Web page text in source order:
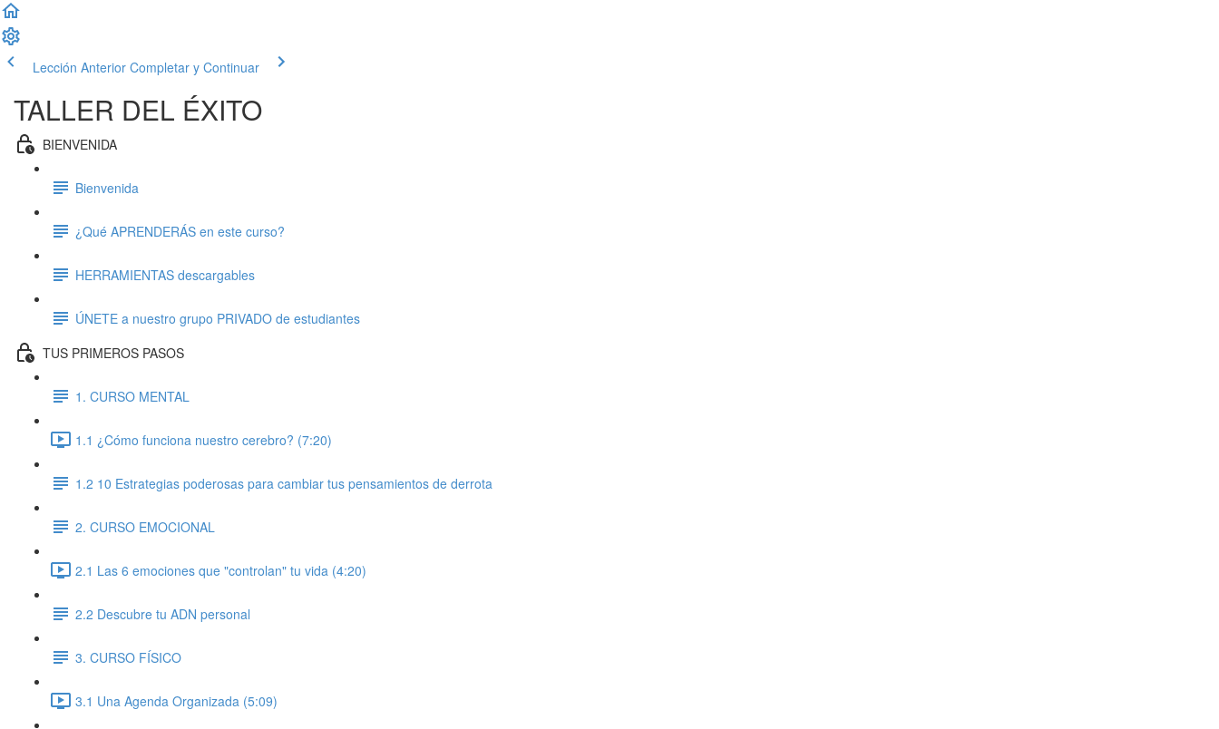
Lección Anterior Completar y Continuar
TALLER DEL ÉXITO
BIENVENIDA
Bienvenida
¿Qué APRENDERÁS en este curso?
HERRAMIENTAS descargables
ÚNETE a nuestro grupo PRIVADO de estudiantes
TUS PRIMEROS PASOS
1. CURSO MENTAL
1.1 ¿Cómo funciona nuestro cerebro? (7:20)
1.2 10 Estrategias poderosas para cambiar tus pensamientos de derrota
2. CURSO EMOCIONAL
2.1 Las 6 emociones que "controlan" tu vida (4:20)
2.2 Descubre tu ADN personal
3. CURSO FÍSICO
3.1 Una Agenda Organizada (5:09)